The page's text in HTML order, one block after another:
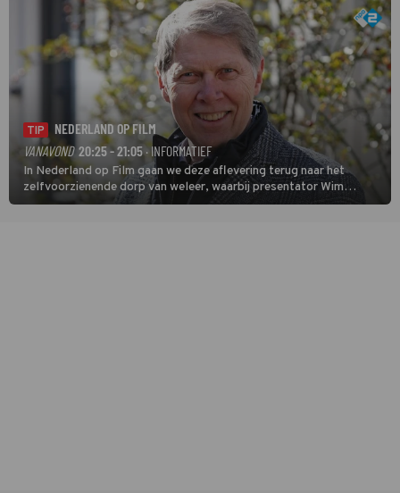
TIP
NEDERLAND OP FILM
VANAVOND 20:25 - 21:05· INFORMATIEF
In Nederland op Film gaan we deze aflevering terug naar het
zelfvoorzienende dorp van weleer, waarbij presentator Wim
Daniëls de kijkers meeneemt op reis door de tijd aan de hand van